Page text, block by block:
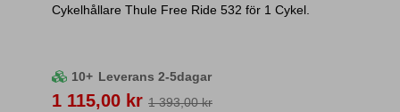
Cykelhållare Thule Free Ride 532 för 1 Cykel.
10+ Leverans 2-5dagar
Pris
1 115,00 kr 1 393,00 kr